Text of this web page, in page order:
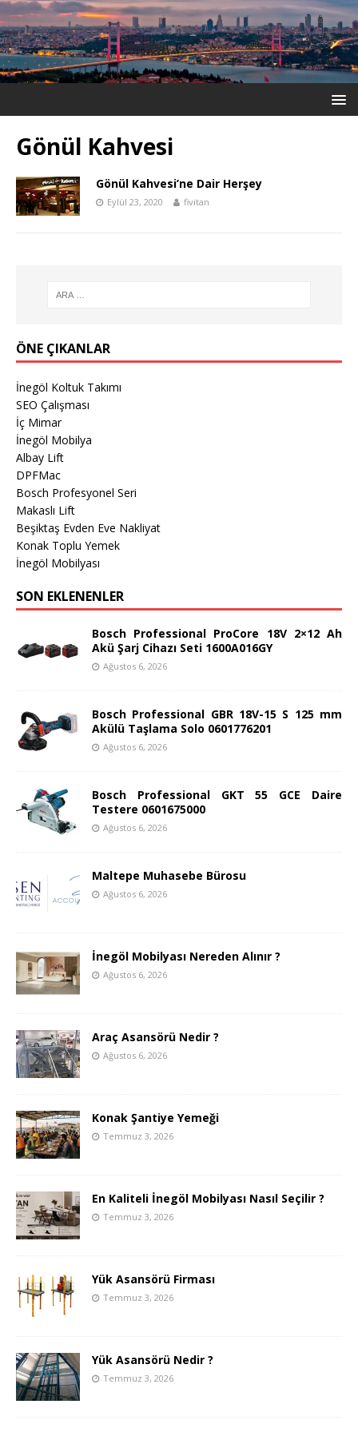
Gönül Kahvesi
Gönül Kahvesi’ne Dair Herşey
Eylül 23, 2020 fivitan
ÖNE ÇIKANLAR
İnegöl Koltuk Takımı
SEO Çalışması
İç Mimar
İnegöl Mobilya
Albay Lift
DPFMac
Bosch Profesyonel Seri
Makaslı Lift
Beşiktaş Evden Eve Nakliyat
Konak Toplu Yemek
İnegöl Mobilyası
SON EKLENENLER
Bosch Professional ProCore 18V 2×12 Ah
Akü Şarj Cihazı Seti 1600A016GY
Ağustos 6, 2026
Bosch Professional GBR 18V-15 S 125 mm
Akülü Taşlama Solo 0601776201
Ağustos 6, 2026
Bosch Professional GKT 55 GCE Daire
Testere 0601675000
Ağustos 6, 2026
Maltepe Muhasebe Bürosu
Ağustos 6, 2026
İnegöl Mobilyası Nereden Alınır ?
Ağustos 6, 2026
Araç Asansörü Nedir ?
Ağustos 6, 2026
Konak Şantiye Yemeği
Temmuz 3, 2026
En Kaliteli İnegöl Mobilyası Nasıl Seçilir ?
Temmuz 3, 2026
Yük Asansörü Firması
Temmuz 3, 2026
Yük Asansörü Nedir ?
Temmuz 3, 2026